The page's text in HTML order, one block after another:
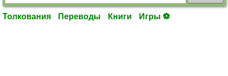
Толкования Переводы Книги Игры ⚽